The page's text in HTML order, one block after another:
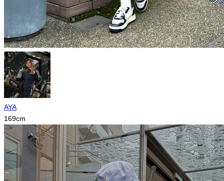
AYA
169cm